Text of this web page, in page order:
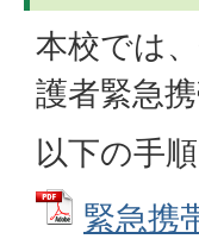
本校では
護者緊急
以下の手
緊急携